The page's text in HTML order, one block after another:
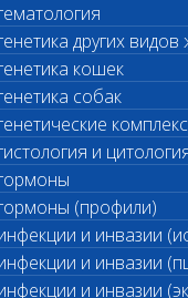
других
кошек
собак
и
(профили)
и инвазии
и инвазии
и инвазии
выполнение